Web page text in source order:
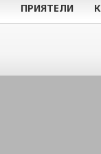
ПРИЯТЕЛИ